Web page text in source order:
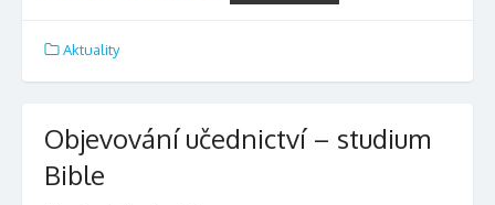
Aktuality
Objevování učednictví – studium
Bible